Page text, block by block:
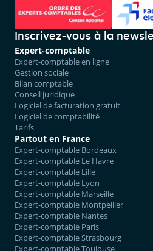
Inscrivez-vous à la
Expert-comptable
Expert-comptable en ligne
Gestion sociale
Bilan comptable
Conseil juridique
Logiciel de facturation gratuit
Logiciel de comptabilité
Tarifs
Partout en France
Expert-comptable Bordeaux
Expert-comptable Le Havre
Expert-comptable Lille
Expert-comptable Lyon
Expert-comptable Marseille
Expert-comptable Montpellier
Expert-comptable Nantes
Expert-comptable Paris
Expert-comptable Strasbourg
Expert-comptable Toulouse